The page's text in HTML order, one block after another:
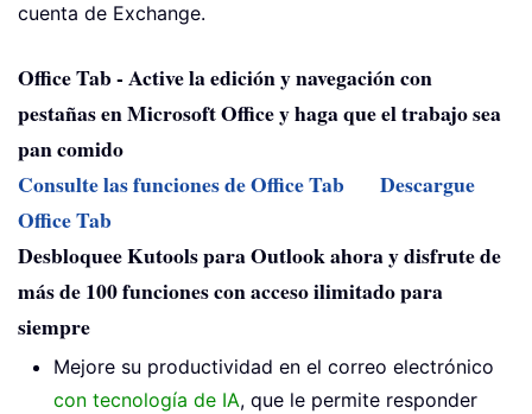
cuenta de Exchange.
Office Tab - Active la edición y navegación con
pestañas en Microsoft Office y haga que el trabajo sea
pan comido
Consulte las funciones de Office Tab
Descargue
Office Tab
Desbloquee Kutools para Outlook ahora y disfrute de
más de 100 funciones con acceso ilimitado para
siempre
Mejore su productividad en el correo electrónico
con tecnología de IA, que le permite responder